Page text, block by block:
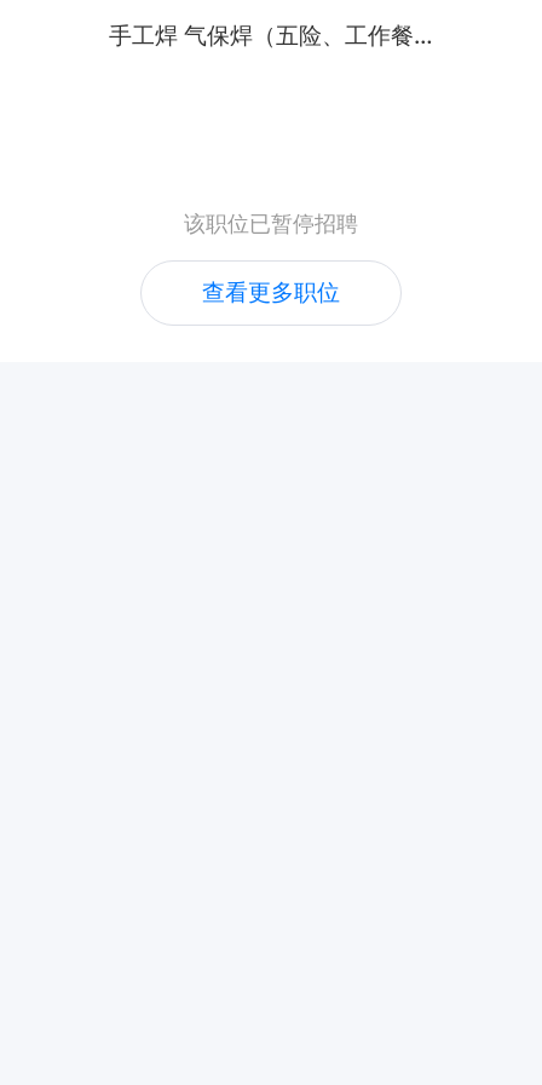
手工焊 气保焊（五险、工作餐、交通补助）
该职位已暂停招聘
查看更多职位